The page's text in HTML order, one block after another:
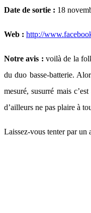
Date de sortie : 18
Web : http://
Notre avis : voilà de la
du duo basse-batterie.
mesuré, susurré mais
d’ailleurs ne pas plaire à
Laissez-vous tenter par un